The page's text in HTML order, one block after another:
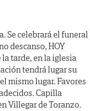
Se celebrará el funeral
descanso, HOY
la tarde, en la iglesia
tendrá lugar su
mismo lugar. Favores
Capilla
Villegar de Toranzo.